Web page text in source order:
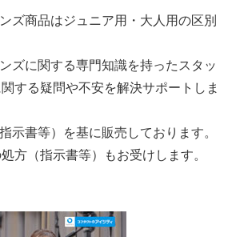
商品はジュニア用・大人用の区別
に関する専門知識を持ったスタッ
する疑問や不安を解決サポートしま
書等）を基に販売しております。
方（指示書等）もお受けします。